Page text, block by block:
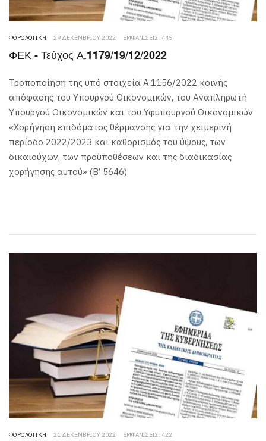
ΦΟΡΟΛΟΓΙΚΉ 29 ΔΕΚΕΜΒΡΊΟΥ 2022 ΕΜΦΑΝΊΣΕΙΣ: 445
ΦΕΚ - Τεύχος Α.1179/19/12/2022
Τροποποίηση της υπό στοιχεία Α.1156/2022 κοινής
απόφασης του Υπουργού Οικονομικών, του Αναπληρωτή
Υπουργού Οικονομικών και του Υφυπουργού Οικονομικών
«Χορήγηση επιδόματος θέρμανσης για την χειμερινή
περίοδο 2022/2023 και καθορισμός του ύψους, των
δικαιούχων, των προϋποθέσεων και της διαδικασίας
χορήγησης αυτού» (Β’ 5646)
ΦΟΡΟΛΟΓΙΚΉ 21 ΔΕΚΕΜΒΡΊΟΥ 2022 ΕΜΦΑΝΊΣΕΙΣ: 422